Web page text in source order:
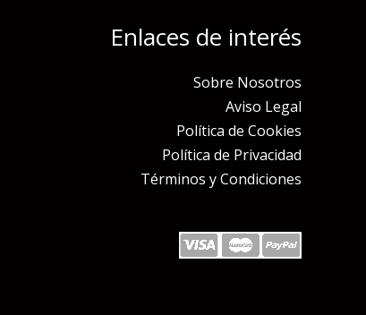
Enlaces de interés
Sobre Nosotros
Aviso Legal
Política de Cookies
Política de Privacidad
Términos y Condiciones